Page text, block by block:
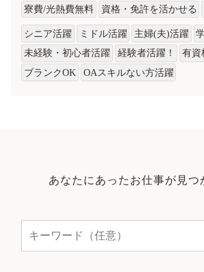
寮費/光熱費無料
資格・免許を活かせる
シニア活躍 ミドル活躍 主婦(夫)活躍
未経験・初心者活躍
経験者活躍！
有資
ブランクOK
OAスキルない方活躍
あなたにあったお仕事が見つ